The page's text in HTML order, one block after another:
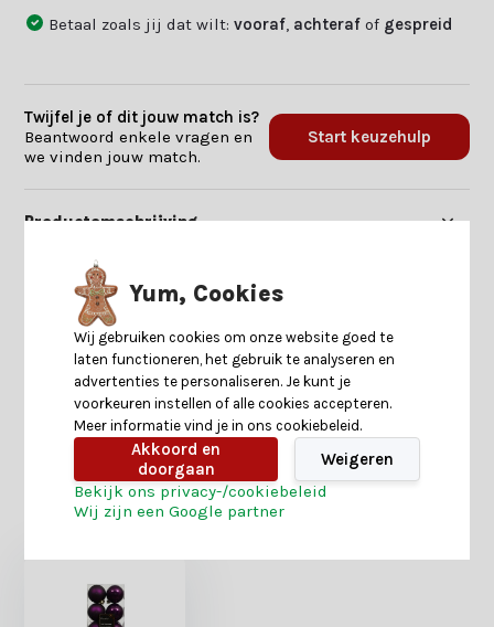
Betaal zoals jij dat wilt:vooraf achteraf of gespreid
Twijfel je of dit jouw match is?
Beantwoord enkele vragen en
we vinden jouw match.
Start keuzehulp
Productomschrijving
Specificaties
Reviews
Heb je nog interesse in deze recent bekeken
producten?
Yum, Cookies
Wij gebruiken cookies om onze website goed te
laten functioneren, het gebruik te analyseren en
advertenties te personaliseren. Je kunt je
voorkeuren instellen of alle cookies accepteren.
Meer informatie vind je in ons cookiebeleid.
Akkoord en
doorgaan
Weigeren
Bekijk ons privacy-/cookiebeleid
Wij zijn een Google partner